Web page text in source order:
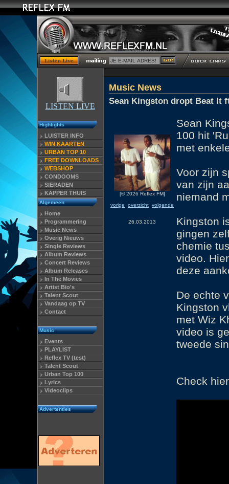
LISTEN LIVE
Highlights
LUISTER INFO
WIN KAARTEN
URBAN TOP 10
FREE DOWNLOADS
WEBSHOP
CONDOOMS
SIERADEN
KAPPER THUIS
Algemeen
Home
Programmering
Music News
Overig Nieuws
Single Reviews
Album Reviews
Concert Reviews
Album Releases
In The Movies
Artist Bio's
Talent Scout
Vandaag op TV
Contact
Music
Events
PLAYLIST
Reflex TV (test)
Talent Scout
Urban Top 100
Lyrics
Videoclips
Advertenties
Music News
Sean Kingston dropt Beat It
[© 2026 Reflex FM]
vorige
overzicht volgende
26.03.2013
Sean
100 hit
met
Voor zijn
van zijn
niemand
Kingston
gingen
chemie
video.
deze
De echte
Kingston
met Wiz
video is
tweede
Check